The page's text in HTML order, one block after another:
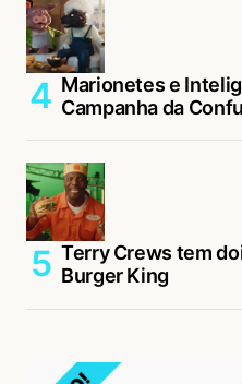
Marionetes e
Campanha da
Terry Crews tem
Burger King